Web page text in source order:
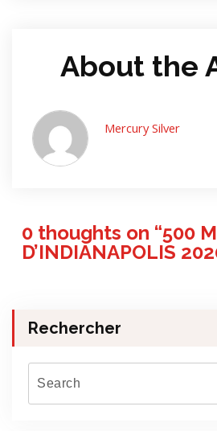
About the
Mercury Silver
0 thoughts on “500
D’INDIANAPOLIS
Rechercher